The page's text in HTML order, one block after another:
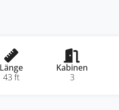
Länge
43 ft
Kabinen
3